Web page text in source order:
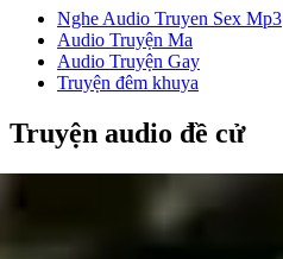
Nghe Audio Truyen Sex Mp3
Audio Truyện Ma
Audio Truyện Gay
Truyện đêm khuya
Truyện audio đề cử